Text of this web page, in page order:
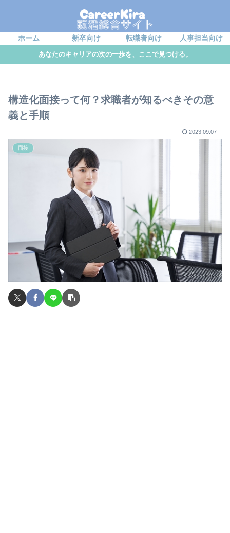
ホーム 新卒向け 転職者向け 人事担当向け
あなたのキャリアの次の一歩を、ここで見つける。
構造化面接って何？求職者が知るべきその意
義と手順
2023.09.07
面接